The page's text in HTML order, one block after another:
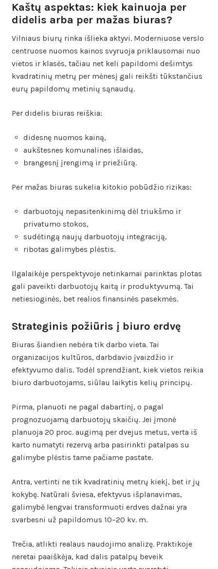
Kaštų aspektas: kiek kainuoja per
didelis arba per mažas biuras?
Vilniaus biurų rinka išlieka aktyvi. Moderniuose verslo
centruose nuomos kainos svyruoja priklausomai nuo
vietos ir klasės, tačiau net keli papildomi dešimtys
kvadratinių metrų per mėnesį gali reikšti tūkstančius
eurų papildomų metinių sąnaudų.
Per didelis biuras reiškia:
didesnę nuomos kainą,
aukštesnes komunalines išlaidas,
brangesnį įrengimą ir priežiūrą.
Per mažas biuras sukelia kitokio pobūdžio rizikas:
darbuotojų nepasitenkinimą dėl triukšmo ir
privatumo stokos,
sudėtingą naujų darbuotojų integraciją,
ribotas galimybes plėstis.
Ilgalaikėje perspektyvoje netinkamai parinktas plotas
gali paveikti darbuotojų kaitą ir produktyvumą. Tai
netiesioginės, bet realios finansinės pasekmės.
Strateginis požiūris į biuro erdvę
Biuras šiandien nebėra tik darbo vieta. Tai
organizacijos kultūros, darbdavio įvaizdžio ir
efektyvumo dalis. Todėl sprendžiant, kiek vietos reikia
biuro darbuotojams, siūlau laikytis kelių principų.
Pirma, planuoti ne pagal dabartinį, o pagal
prognozuojamą darbuotojų skaičių. Jei įmonė
planuoja 20 proc. augimą per dvejus metus, verta iš
karto numatyti rezervą arba pasirinkti patalpas su
galimybe plėstis tame pačiame pastate.
Antra, vertinti ne tik kvadratinių metrų kiekį, bet ir jų
kokybę. Natūrali šviesa, efektyvus išplanavimas,
galimybė lengvai transformuoti erdves dažnai yra
svarbesni už papildomus 10–20 kv. m.
Trečia, atlikti realaus naudojimo analizę. Praktikoje
neretai paaiškėja, kad dalis patalpų beveik